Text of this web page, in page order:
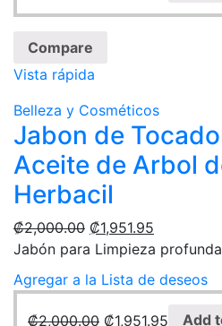
Compare
Vista rápida
Belleza y Cosméticos
Jabon de
Aceite de Arbol
Herbacil
₡2,000.00 ₡1,951.95
Jabón para Limpieza profunda
Agregar a la Lista de deseos
₡2,000.00 ₡1,951.95 Add